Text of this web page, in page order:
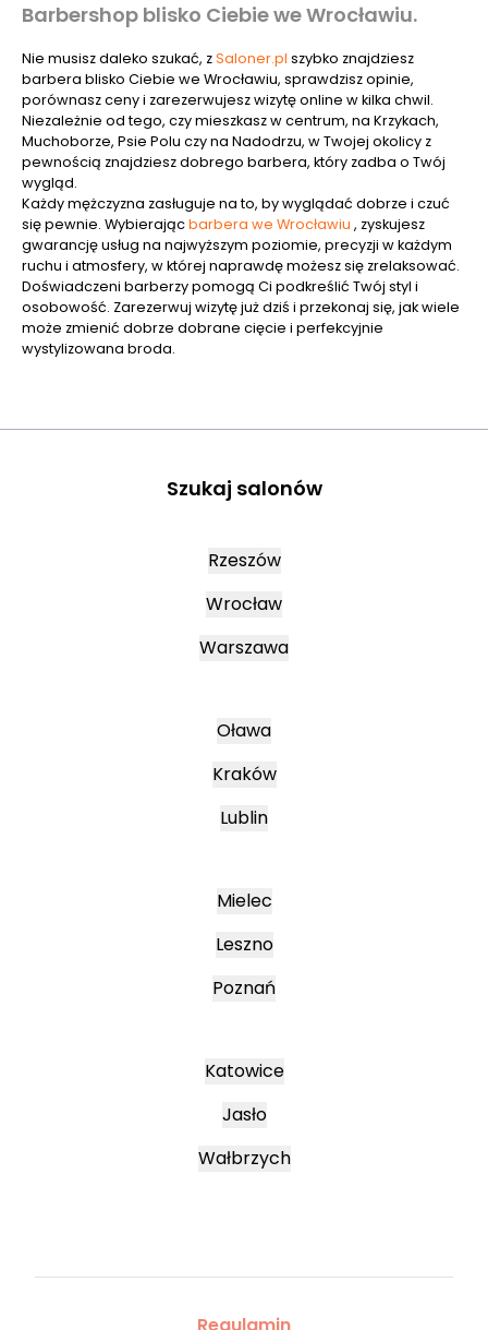
Barbershop blisko Ciebie we Wrocławiu.
Nie musisz daleko szukać, zSaloner.pl szybko znajdziesz
barbera blisko Ciebie we Wrocławiu, sprawdzisz opinie,
porównasz ceny i zarezerwujesz wizytę online w kilka chwil.
Niezależnie od tego, czy mieszkasz w centrum, na Krzykach,
Muchoborze, Psie Polu czy na Nadodrzu, w Twojej okolicy z
pewnością znajdziesz dobrego barbera, który zadba o Twój
wygląd.
Każdy mężczyzna zasługuje na to, by wyglądać dobrze i czuć
się pewnie. Wybierającbarbera we Wrocławiu , zyskujesz
gwarancję usług na najwyższym poziomie, precyzji w każdym
ruchu i atmosfery, w której naprawdę możesz się zrelaksować.
Doświadczeni barberzy pomogą Ci podkreślić Twój styl i
osobowość. Zarezerwuj wizytę już dziś i przekonaj się, jak wiele
może zmienić dobrze dobrane cięcie i perfekcyjnie
wystylizowana broda.
Szukaj salonów
Rzeszów
Wrocław
Warszawa
Oława
Kraków
Lublin
Mielec
Leszno
Poznań
Katowice
Jasło
Wałbrzych